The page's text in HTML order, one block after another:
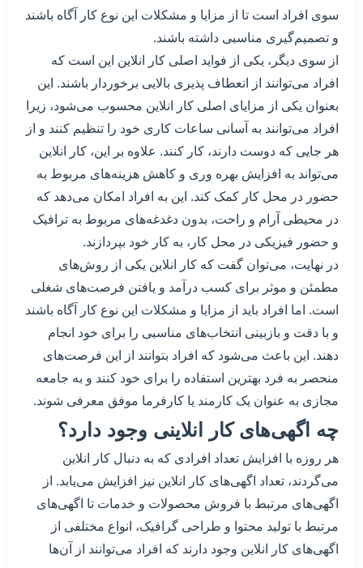
سوی افراد است تا از مزایا و مشکلات این نوع کار آگاه باشند
و تصمیم‌گیری مناسبی داشته باشند.
از سوی دیگر، یکی از فواید اصلی کار انلاین این است که
افراد می‌توانند از انعطاف پذیری بالایی برخوردار باشند. این
بعنوان یکی از مزایای اصلی کار انلاین محسوب می‌شود، زیرا
افراد می‌توانند به آسانی ساعات کاری خود را تنظیم کنند و از
هر جایی که دوست دارند، کار کنند. علاوه بر این، کار انلاین
می‌تواند به افزایش بهره وری و کاهش هزینه‌های مربوط به
حضور در محل کار کمک کند. این به افراد امکان می‌دهد که
در محیطی آرام و راحت، بدون دغدغه‌های مربوط به ترافیک
و حضور فیزیکی در محل کار، به کار خود بپردازند.
در نهایت، می‌توان گفت که کار انلاین یکی از روش‌های
مطمئن و موثر برای کسب درآمد و یافتن فرصت‌های شغلی
است. اما افراد باید از مزایا و مشکلات این نوع کار آگاه باشند
و با دقت و بازبینی انتخاب‌های مناسبی را برای خود انجام
دهند. این باعث می‌شود که افراد بتوانند از این فرصت‌های
منحصر به فرد بهترین استفاده را برای خود کنند و به جامعه
مجازی به عنوان یک کارمند یا کارفرما موفق معرفی شوند.
چه اگهی‌های کار انلاینی وجود دارد؟
هر روزه با افزایش تعداد افرادی که به دنبال کار انلاین
می‌گردند، تعداد اگهی‌های کار انلاین نیز افزایش می‌یابد. از
اگهی‌های مرتبط با فروش محصولات و خدمات تا اگهی‌های
مرتبط با تولید محتوا و طراحی گرافیک، انواع مختلفی از
اگهی‌های کار انلاین وجود دارند که افراد می‌توانند از آن‌ها